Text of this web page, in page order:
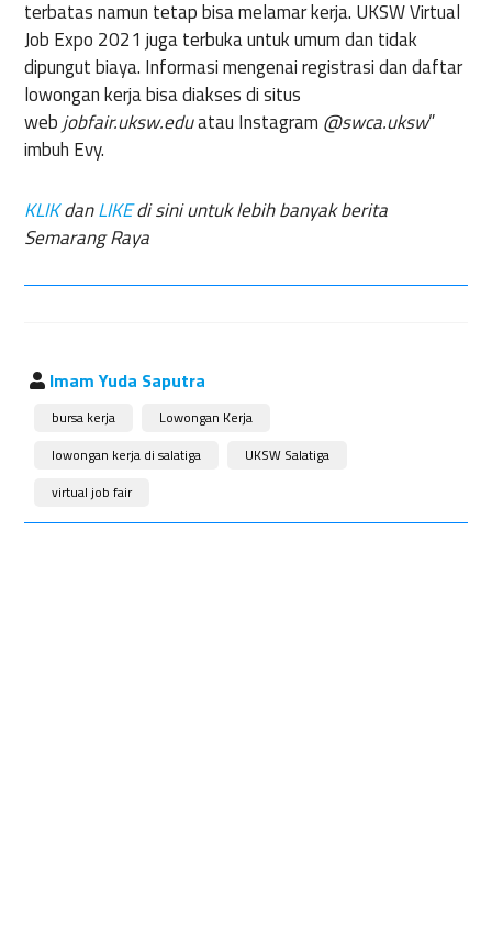
terbatas namun tetap bisa melamar kerja. UKSW Virtual
Job Expo 2021 juga terbuka untuk umum dan tidak
dipungut biaya. Informasi mengenai registrasi dan daftar
lowongan kerja bisa diakses di situs
web jobfair.uksw.eduatau Instagram @swca.uksw”
imbuh Evy.
KLIKdanLIKEdi sini untuk lebih banyak berita
Semarang Raya
Imam Yuda Saputra
bursa kerja
Lowongan Kerja
lowongan kerja di salatiga
UKSW Salatiga
virtual job fair